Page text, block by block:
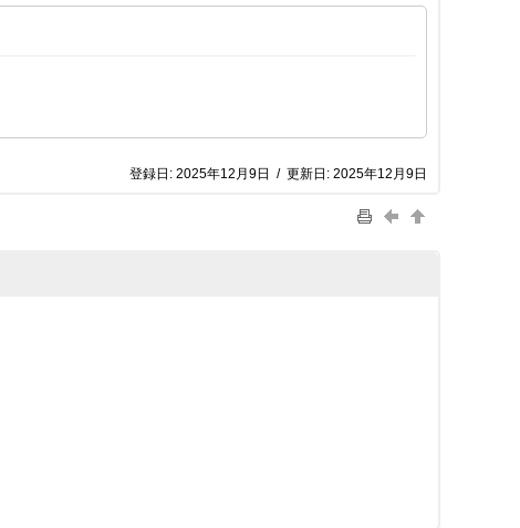
登録日: 2025年12月9日 / 更新日: 2025年12月9日